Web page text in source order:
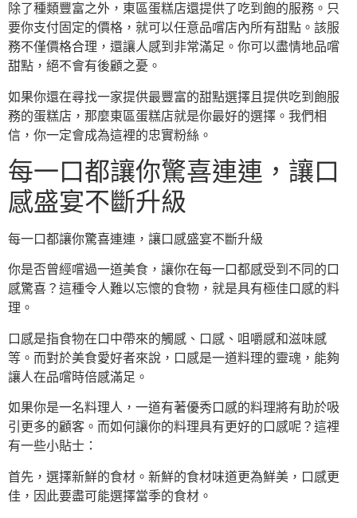
除了種類豐富之外，東區蛋糕店還提供了吃到飽的服務。只
要你支付固定的價格，就可以任意品嚐店內所有甜點。該服
務不僅價格合理，還讓人感到非常滿足。你可以盡情地品嚐
甜點，絕不會有後顧之憂。
如果你還在尋找一家提供最豐富的甜點選擇且提供吃到飽服
務的蛋糕店，那麼東區蛋糕店就是你最好的選擇。我們相
信，你一定會成為這裡的忠實粉絲。
每一口都讓你驚喜連連，讓口
感盛宴不斷升級
每一口都讓你驚喜連連，讓口感盛宴不斷升級
你是否曾經嚐過一道美食，讓你在每一口都感受到不同的口
感驚喜？這種令人難以忘懷的食物，就是具有極佳口感的料
理。
口感是指食物在口中帶來的觸感、口感、咀嚼感和滋味感
等。而對於美食愛好者來說，口感是一道料理的靈魂，能夠
讓人在品嚐時倍感滿足。
如果你是一名料理人，一道有著優秀口感的料理將有助於吸
引更多的顧客。而如何讓你的料理具有更好的口感呢？這裡
有一些小貼士：
首先，選擇新鮮的食材。新鮮的食材味道更為鮮美，口感更
佳，因此要盡可能選擇當季的食材。